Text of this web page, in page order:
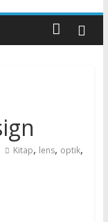
Kitap, lens, optik,